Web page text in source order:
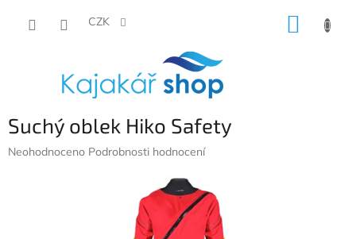
CZK
Suchý oblek Hiko Safety
Průměrné
Neohodnoceno Podrobnosti hodnocení